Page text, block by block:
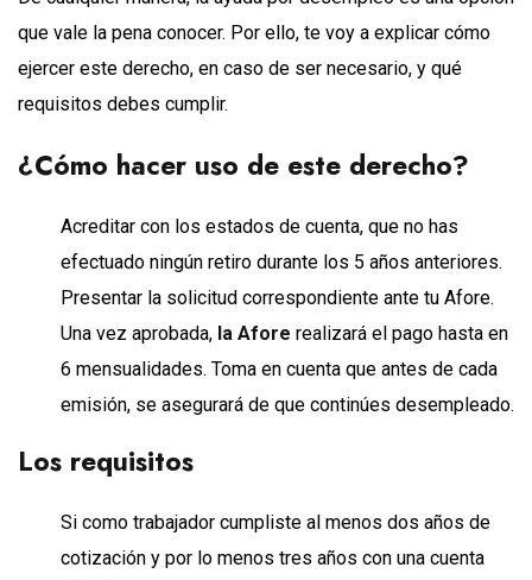
que vale la pena conocer. Por ello, te voy a explicar cómo
ejercer este derecho, en caso de ser necesario, y qué
requisitos debes cumplir.
¿Cómo hacer uso de este derecho?
Acreditar con los estados de cuenta, que no has
efectuado ningún retiro durante los 5 años anteriores.
Presentar la solicitud correspondiente ante tu Afore.
Una vez aprobada, la Afore realizará el pago hasta en
6 mensualidades. Toma en cuenta que antes de cada
emisión, se asegurará de que continúes desempleado.
Los requisitos
Si como trabajador cumpliste al menos dos años de
cotización y por lo menos tres años con una cuenta